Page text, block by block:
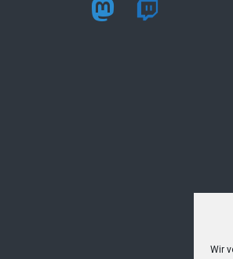
Wir